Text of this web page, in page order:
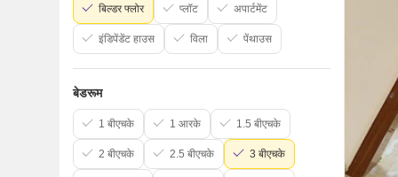
बिल्डर फ्लोर प्लॉट अपार्टमेंट
इंडिपेंडेंट हाउस विला पेंथाउस
बेडरूम
1 बीएचके 1 आरके 1.5 बीएचके
2 बीएचके 2.5 बीएचके 3 बीएचके